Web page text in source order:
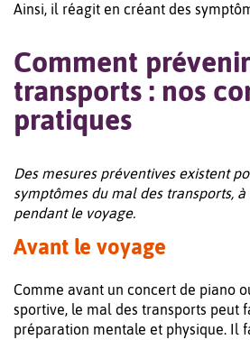
Ainsi, il réagit en créant des
Comment
transports : nos
pratiques
Des mesures préventives existent
symptômes du mal des transports,
pendant le voyage.
Avant le voyage
Comme avant un concert de piano
sportive, le mal des transports peut
préparation mentale et physique. Il